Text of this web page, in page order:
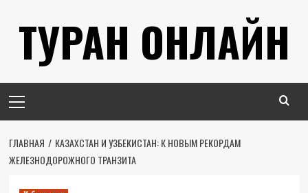
содержимому
ТУРАН ОНЛАЙН
меню
ГЛАВНАЯ
КАЗАХСТАН И УЗБЕКИСТАН: К НОВЫМ РЕКОРДАМ
ЖЕЛЕЗНОДОРОЖНОГО ТРАНЗИТА